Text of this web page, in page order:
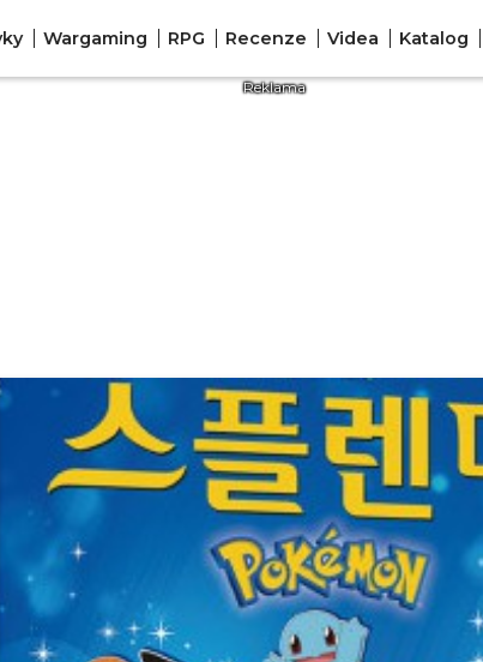
Wargaming RPG Recenze Videa Katalog